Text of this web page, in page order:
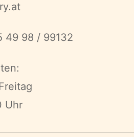
49 98 / 99132
Uhr